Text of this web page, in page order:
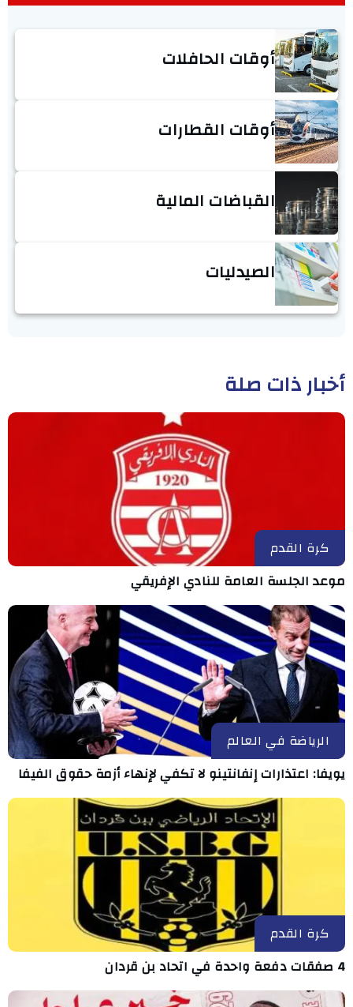
أوقات الحافلات
أوقات القطارات
القباضات المالية
الصيدليات
أخبار ذات صلة
كرة القدم
موعد الجلسة العامة للنادي الإفريقي
الرياضة في العالم
يويفا: اعتذارات إنفانتينو لا تكفي لإنهاء أزمة حقوق الفيفا
كرة القدم
4 صفقات دفعة واحدة في اتحاد بن قردان